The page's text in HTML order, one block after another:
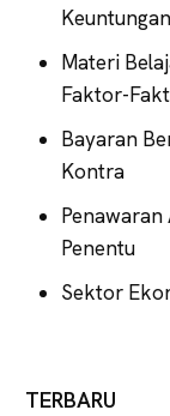
Keuntungan
Materi
Faktor-
Bayaran
Kontra
Penentu
Sektor
TERBARU